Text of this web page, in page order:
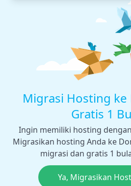
Migrasi Hosting ke
Gratis 1
Ingin memiliki hosting
Migrasikan hosting Anda ke
migrasi dan gratis 1
Ya, Migrasikan